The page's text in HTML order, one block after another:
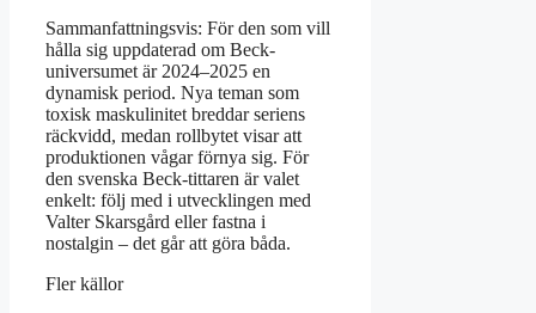
Sammanfattningsvis: För den som vill
hålla sig uppdaterad om Beck-
universumet är 2024–2025 en
dynamisk period. Nya teman som
toxisk maskulinitet breddar seriens
räckvidd, medan rollbytet visar att
produktionen vågar förnya sig. För
den svenska Beck-tittaren är valet
enkelt: följ med i utvecklingen med
Valter Skarsgård eller fastna i
nostalgin – det går att göra båda.
Fler källor